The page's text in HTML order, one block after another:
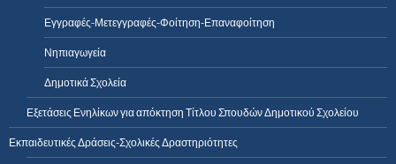
Εγγραφές-Μετεγγραφές-Φοίτηση-Επαναφοίτηση
Νηπιαγωγεία
Δημοτικά Σχολεία
Εξετάσεις Ενηλίκων για απόκτηση Τίτλου Σπουδών Δημοτικού Σχολείου
Εκπαιδευτικές Δράσεις-Σχολικές Δραστηριότητες